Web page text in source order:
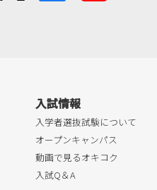
入試情報
入学者選抜試験について
オープンキャンパス
動画で見るオキコク
入試Q＆A